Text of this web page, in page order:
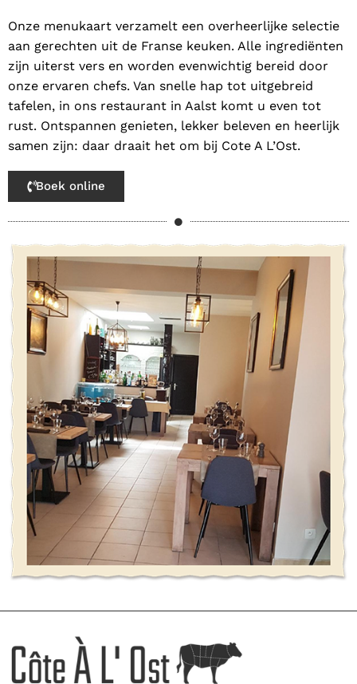
Onze menukaart verzamelt een overheerlijke selectie
aan gerechten uit de Franse keuken. Alle ingrediënten
zijn uiterst vers en worden evenwichtig bereid door
onze ervaren chefs. Van snelle hap tot uitgebreid
tafelen, in ons restaurant in Aalst komt u even tot
rust. Ontspannen genieten, lekker beleven en heerlijk
samen zijn: daar draait het om bij Cote A L’Ost.
Boek online